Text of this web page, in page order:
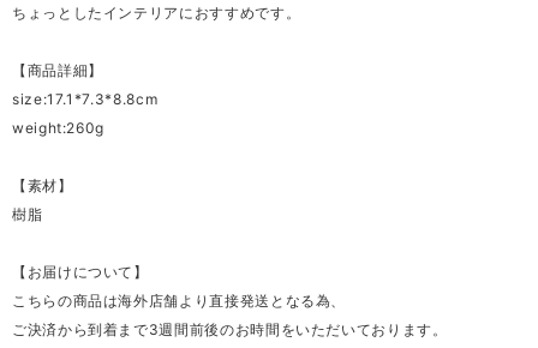
ちょっとしたインテリアにおすすめです。
【商品詳細】
size:17.1*7.3*8.8cm
weight:260g
【素材】
樹脂
【お届けについて】
こちらの商品は海外店舗より直接発送となる為、
ご決済から到着まで3週間前後のお時間をいただいております。